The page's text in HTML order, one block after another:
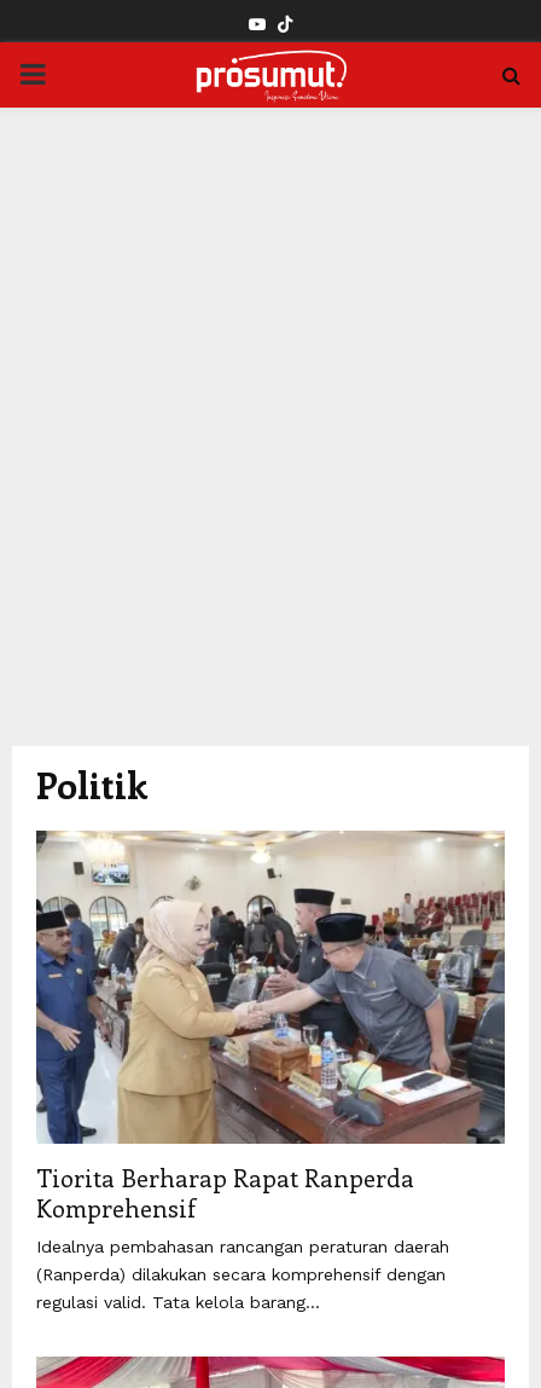
YOUTUBE
PRIMARY
Politik
Tiorita Berharap Rapat Ranperda
Komprehensif
Idealnya pembahasan rancangan peraturan daerah
(Ranperda) dilakukan secara komprehensif dengan
regulasi valid. Tata kelola barang...